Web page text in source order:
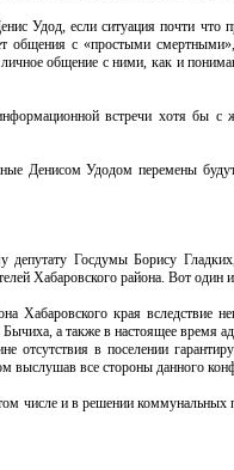
Удод, если ситуация почти что
общения с «простыми
общение с ними, как и
встречи хотя бы с
Денисом Удодом перемены
Госдумы Борису
Хабаровского района. Вот один
края вследствие
а также в настоящее время
в поселении
все стороны данного
числе и в решении